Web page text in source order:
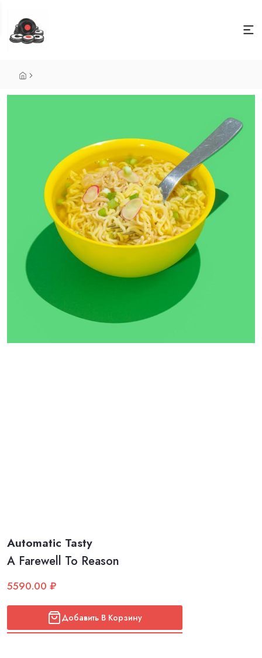
Automatic Tasty
A Farewell To Reason
5590.00 ₽
Добавить В Корзину